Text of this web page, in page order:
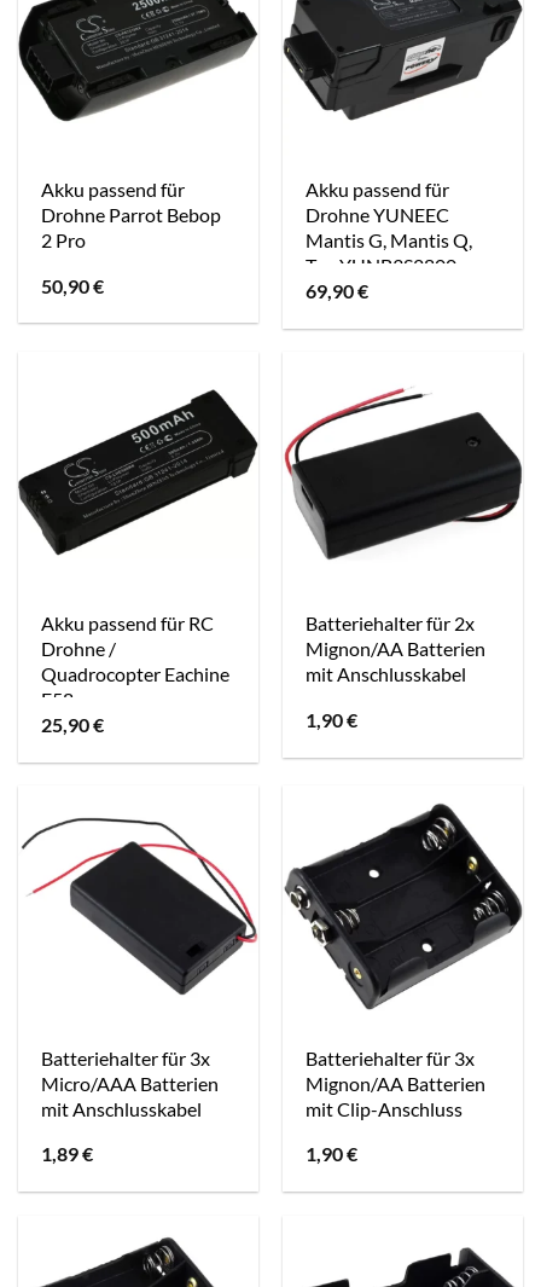
Akku passend für
Drohne Parrot Bebop
2 Pro
50,90€
Akku passend für
Drohne YUNEEC
Mantis G, Mantis Q,
Typ YUNB3S2800
69,90€
Akku passend für RC
Drohne /
Quadrocopter Eachine
E58
25,90€
Batteriehalter für 2x
Mignon/AA Batterien
mit Anschlusskabel
1,90€
Batteriehalter für 3x
Micro/AAA Batterien
mit Anschlusskabel
1,89€
Batteriehalter für 3x
Mignon/AA Batterien
mit Clip-Anschluss
1,90€